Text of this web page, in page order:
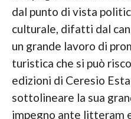
dal punto di vista
culturale, difatti dal
un grande lavoro di
turistica che si può
edizioni di Ceresio
sottolineare la sua
impegno ante litteram